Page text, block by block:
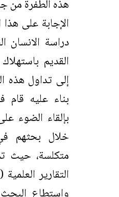
هذه الطفرة من
الإجابة على
دراسة الانسان
القديم
إلى تداول هذه
بناء عليه قام
بإلقاء الضوء
خلال بحثهم
متكلسة، حيث